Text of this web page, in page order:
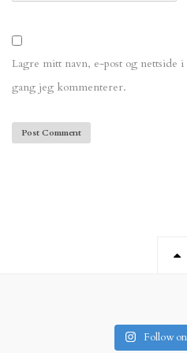
Lagre mitt navn, e-post og nettside
gang jeg kommenterer.
Follow